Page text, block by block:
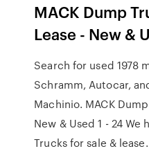
MACK Dump
Lease - New &
Search for used 1978
Schramm, Autocar,
Machinio. MACK
New & Used 1 - 24 We
Trucks for sale &